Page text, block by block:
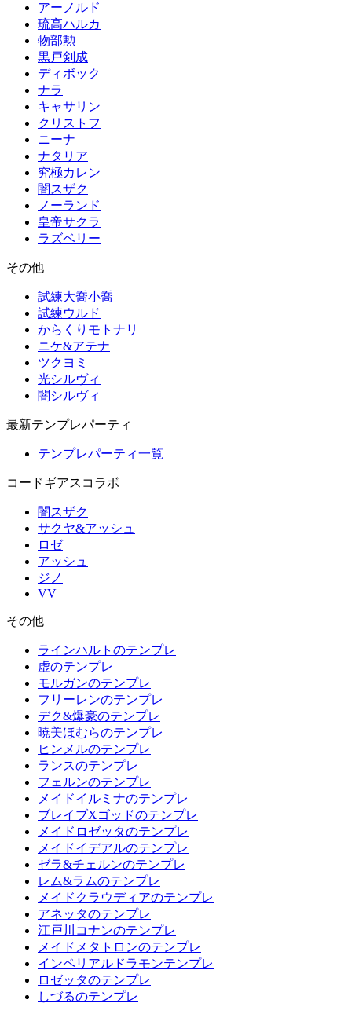
アーノルド
琉高ハルカ
物部勲
黒戸剣成
ディボック
ナラ
キャサリン
クリストフ
ニーナ
ナタリア
究極カレン
闇スザク
ノーランド
皇帝サクラ
ラズベリー
その他
試練大喬小喬
試練ウルド
からくりモトナリ
ニケ&アテナ
ツクヨミ
光シルヴィ
闇シルヴィ
最新テンプレパーティ
テンプレパーティ一覧
コードギアスコラボ
闇スザク
サクヤ&アッシュ
ロゼ
アッシュ
ジノ
VV
その他
ラインハルトのテンプレ
虚のテンプレ
モルガンのテンプレ
フリーレンのテンプレ
デク&爆豪のテンプレ
暁美ほむらのテンプレ
ヒンメルのテンプレ
ランスのテンプレ
フェルンのテンプレ
メイドイルミナのテンプレ
ブレイブXゴッドのテンプレ
メイドロゼッタのテンプレ
メイドイデアルのテンプレ
ゼラ&チェルンのテンプレ
レム&ラムのテンプレ
メイドクラウディアのテンプレ
アネッタのテンプレ
江戸川コナンのテンプレ
メイドメタトロンのテンプレ
インペリアルドラモンテンプレ
ロゼッタのテンプレ
しづるのテンプレ